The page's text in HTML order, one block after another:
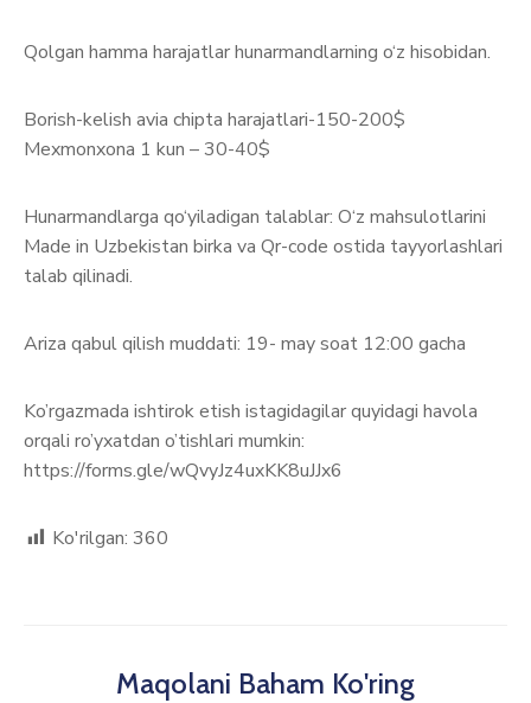
Qolgan hamma harajatlar hunarmandlarning o‘z hisobidan.
Borish-kelish avia chipta harajatlari-150-200$
Mexmonxona 1 kun – 30-40$
Hunarmandlarga qo‘yiladigan talablar: O‘z mahsulotlarini
Made in Uzbekistan birka va Qr-code ostida tayyorlashlari
talab qilinadi.
Ariza qabul qilish muddati: 19- may soat 12:00 gacha
Ko’rgazmada ishtirok etish istagidagilar quyidagi havola
orqali ro’yxatdan o’tishlari mumkin:
https://forms.gle/wQvyJz4uxKK8uJJx6
Ko'rilgan: 360
Maqolani Baham Ko'ring